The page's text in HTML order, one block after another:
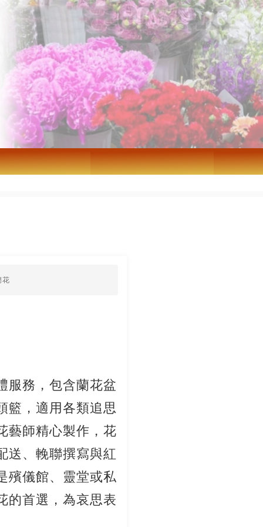
花
服務，包含蘭花盆
籃，適用各類追思
藝師精心製作，花
送、輓聯撰寫與紅
殯儀館、靈堂或私
的首選，為哀思表